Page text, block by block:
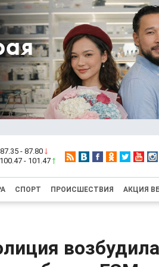
- 87.80
- 101.47
СПОРТ ПРОИСШЕСТВИЯ АКЦИЯ